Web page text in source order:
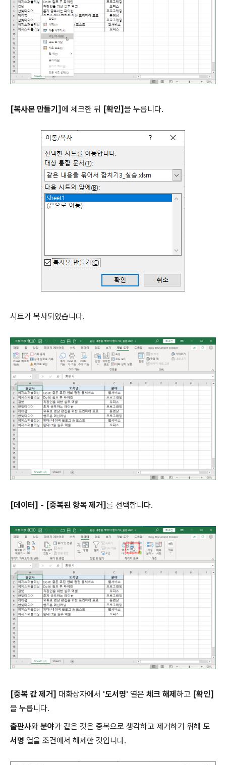
[복사본 만들기]에 체크한 뒤 [확인]을 누릅니다.
시트가 복사되었습니다.
[데이터] - [중복된 항목 제거]를 선택합니다.
[중복 값 제거] 대화상자에서 '도서명' 열은 체크 해제 하고 [확인]
을 누릅니다.
출판사와 분야가 같은 것은 중복으로 생각하고 제거하기 위해 도
서명 열을 조건에서 해제한 것입니다.